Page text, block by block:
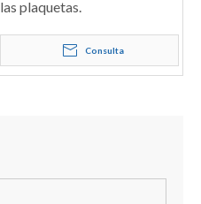
las plaquetas.
Consulta